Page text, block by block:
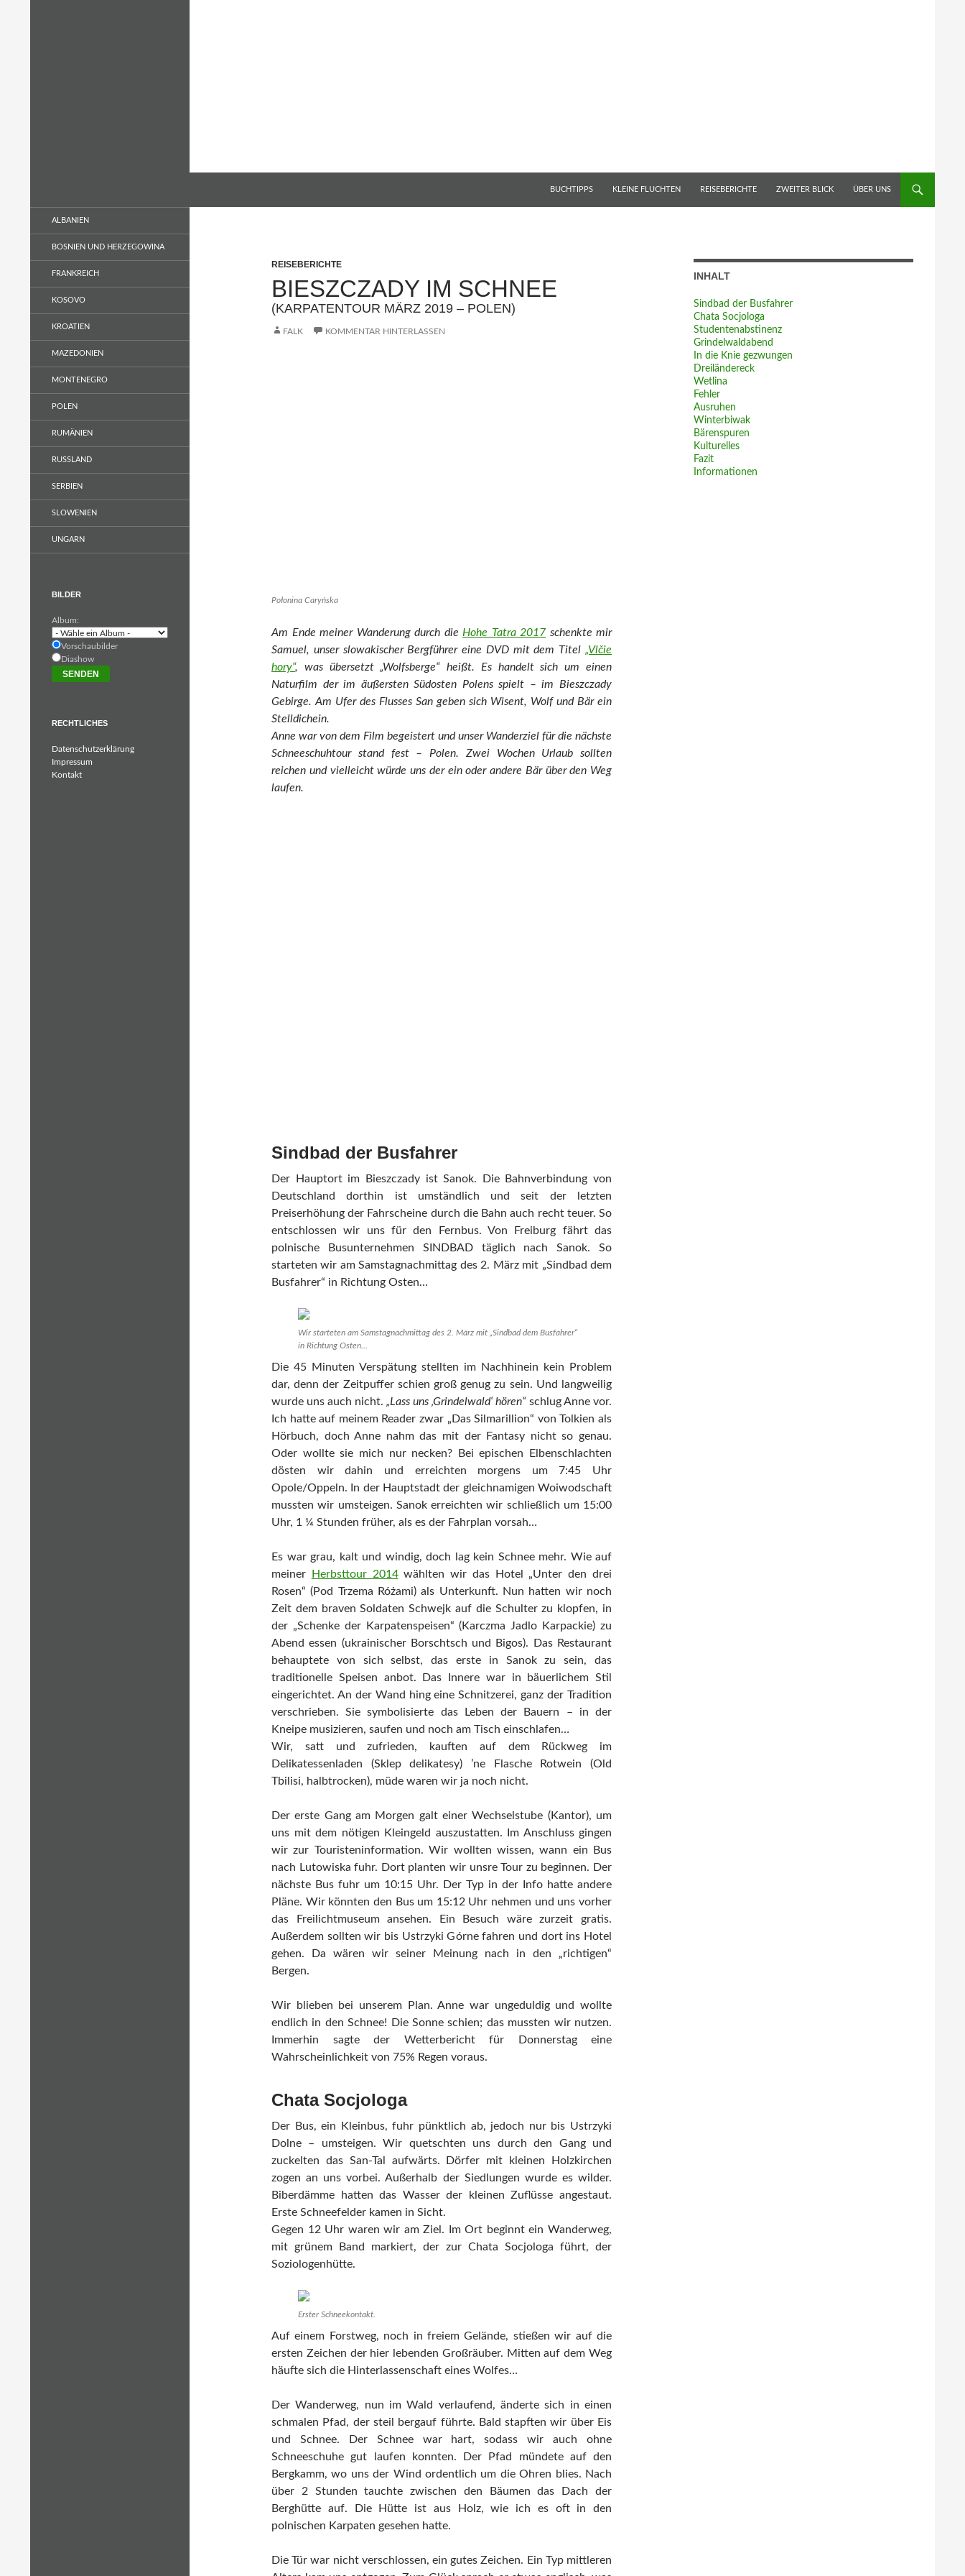
BUCHTIPPS KLEINE FLUCHTEN REISEBERICHTE ZWEITER BLICK ÜBER UNS
REISEBERICHTE
BIESZCZADY IM SCHNEE
(KARPATENTOUR MÄRZ 2019 – POLEN)
FALK KOMMENTAR HINTERLASSEN
Połonina Caryńska
Am Ende meiner Wanderung durch die Hohe Tatra 2017 schenkte mir
Samuel, unser slowakischer Bergführer eine DVD mit dem Titel „Vlčie
hory“, was übersetzt „Wolfsberge“ heißt. Es handelt sich um einen
Naturfilm der im äußersten Südosten Polens spielt – im Bieszczady
Gebirge. Am Ufer des Flusses San geben sich Wisent, Wolf und Bär ein
Stelldichein.
Anne war von dem Film begeistert und unser Wanderziel für die nächste
Schneeschuhtour stand fest – Polen. Zwei Wochen Urlaub sollten
reichen und vielleicht würde uns der ein oder andere Bär über den Weg
laufen.
Sindbad der Busfahrer
Der Hauptort im Bieszczady ist Sanok. Die Bahnverbindung von
Deutschland dorthin ist umständlich und seit der letzten
Preiserhöhung der Fahrscheine durch die Bahn auch recht teuer. So
entschlossen wir uns für den Fernbus. Von Freiburg fährt das
polnische Busunternehmen SINDBAD täglich nach Sanok. So
starteten wir am Samstagnachmittag des 2. März mit „Sindbad dem
Busfahrer“ in Richtung Osten…
Wir starteten am Samstagnachmittag des 2. März mit „Sindbad dem Busfahrer“
in Richtung Osten…
Die 45 Minuten Verspätung stellten im Nachhinein kein Problem
dar, denn der Zeitpuffer schien groß genug zu sein. Und langweilig
wurde uns auch nicht. „Lass uns ‚Grindelwald‘ hören“ schlug Anne vor.
Ich hatte auf meinem Reader zwar „Das Silmarillion“ von Tolkien als
Hörbuch, doch Anne nahm das mit der Fantasy nicht so genau.
Oder wollte sie mich nur necken? Bei epischen Elbenschlachten
dösten wir dahin und erreichten morgens um 7:45 Uhr
Opole/Oppeln. In der Hauptstadt der gleichnamigen Woiwodschaft
mussten wir umsteigen. Sanok erreichten wir schließlich um 15:00
Uhr, 1 ¼ Stunden früher, als es der Fahrplan vorsah…
Es war grau, kalt und windig, doch lag kein Schnee mehr. Wie auf
meiner
Herbsttour 2014wählten wir das Hotel „Unter den drei
Rosen“ (Pod Trzema Różami) als Unterkunft. Nun hatten wir noch
Zeit dem braven Soldaten Schwejk auf die Schulter zu klopfen, in
der „Schenke der Karpatenspeisen“ (Karczma Jadlo Karpackie) zu
Abend essen (ukrainischer Borschtsch und Bigos). Das Restaurant
behauptete von sich selbst, das erste in Sanok zu sein, das
traditionelle Speisen anbot. Das Innere war in bäuerlichem Stil
eingerichtet. An der Wand hing eine Schnitzerei, ganz der Tradition
verschrieben. Sie symbolisierte das Leben der Bauern – in der
Kneipe musizieren, saufen und noch am Tisch einschlafen…
Wir, satt und zufrieden, kauften auf dem Rückweg im
Delikatessenladen (Sklep delikatesy) ’ne Flasche Rotwein (Old
Tbilisi, halbtrocken), müde waren wir ja noch nicht.
Der erste Gang am Morgen galt einer Wechselstube (Kantor), um
uns mit dem nötigen Kleingeld auszustatten. Im Anschluss gingen
wir zur Touristeninformation. Wir wollten wissen, wann ein Bus
nach Lutowiska fuhr. Dort planten wir unsre Tour zu beginnen. Der
nächste Bus fuhr um 10:15 Uhr. Der Typ in der Info hatte andere
Pläne. Wir könnten den Bus um 15:12 Uhr nehmen und uns vorher
das Freilichtmuseum ansehen. Ein Besuch wäre zurzeit gratis.
Außerdem sollten wir bis Ustrzyki Górne fahren und dort ins Hotel
gehen. Da wären wir seiner Meinung nach in den „richtigen“
Bergen.
Wir blieben bei unserem Plan. Anne war ungeduldig und wollte
endlich in den Schnee! Die Sonne schien; das mussten wir nutzen.
Immerhin sagte der Wetterbericht für Donnerstag eine
Wahrscheinlichkeit von 75% Regen voraus.
Chata Socjologa
Der Bus, ein Kleinbus, fuhr pünktlich ab, jedoch nur bis Ustrzyki
Dolne – umsteigen. Wir quetschten uns durch den Gang und
zuckelten das San-Tal aufwärts. Dörfer mit kleinen Holzkirchen
zogen an uns vorbei. Außerhalb der Siedlungen wurde es wilder.
Biberdämme hatten das Wasser der kleinen Zuflüsse angestaut.
Erste Schneefelder kamen in Sicht.
Gegen 12 Uhr waren wir am Ziel. Im Ort beginnt ein Wanderweg,
mit grünem Band markiert, der zur Chata Socjologa führt, der
Soziologenhütte.
Erster Schneekontakt.
Auf einem Forstweg, noch in freiem Gelände, stießen wir auf die
ersten Zeichen der hier lebenden Großräuber. Mitten auf dem Weg
häufte sich die Hinterlassenschaft eines Wolfes…
Der Wanderweg, nun im Wald verlaufend, änderte sich in einen
schmalen Pfad, der steil bergauf führte. Bald stapften wir über Eis
und Schnee. Der Schnee war hart, sodass wir auch ohne
Schneeschuhe gut laufen konnten. Der Pfad mündete auf den
Bergkamm, wo uns der Wind ordentlich um die Ohren blies. Nach
über 2 Stunden tauchte zwischen den Bäumen das Dach der
Berghütte auf. Die Hütte ist aus Holz, wie ich es oft in den
polnischen Karpaten gesehen hatte.
Die Tür war nicht verschlossen, ein gutes Zeichen. Ein Typ mittleren
INHALT
Sindbad der Busfahrer
Chata Socjologa
Studentenabstinenz
Grindelwaldabend
In die Knie gezwungen
Dreiländereck
Wetlina
Fehler
Ausruhen
Winterbiwak
Bärenspuren
Kulturelles
Fazit
Informationen
ALBANIEN
BOSNIEN UND HERZEGOWINA
FRANKREICH
KOSOVO
KROATIEN
MAZEDONIEN
MONTENEGRO
POLEN
RUMÄNIEN
RUSSLAND
SERBIEN
SLOWENIEN
UNGARN
BILDER
Album:
Vorschaubilder
Diashow
RECHTLICHES
Datenschutzerklärung
Impressum
Kontakt